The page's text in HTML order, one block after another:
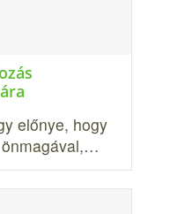
előnye, hogy